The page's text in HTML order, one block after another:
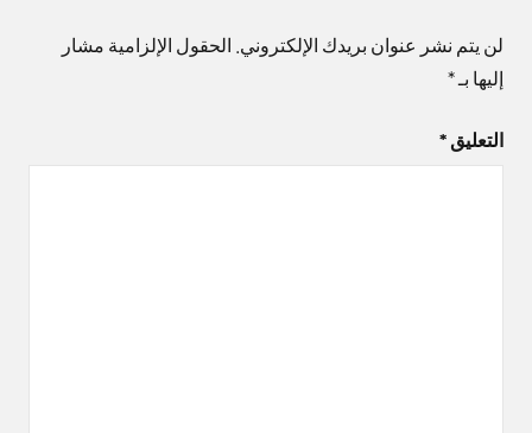
لن يتم نشر عنوان بريدك الإلكتروني. الحقول الإلزامية مشار
إليها بـ*
التعليق *